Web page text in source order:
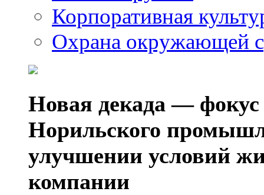
Корпоративная
Охрана окружающей
Новая декада — фокус
Норильского
улучшении условий
компании